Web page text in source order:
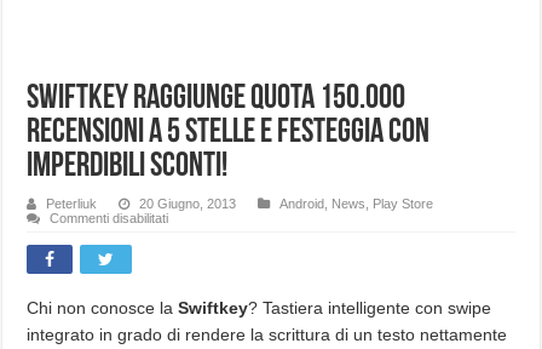
Swiftkey raggiunge quota 150.000
recensioni a 5 stelle e festeggia con
imperdibili sconti!
Peterliuk 20 Giugno, 2013 Android News
Play Store
Commenti disabilitatisu
a
5
stelle
Chi non conosce laSwiftkey? Tastiera intelligente con swipe
integrato in grado di rendere la scrittura di un testo nettamente